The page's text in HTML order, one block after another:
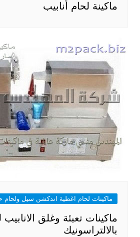
ماكينة لحام أنابيب
ماكينات لحام اغطية اندكشن سيل ولحام
ماكينات تعبئة وغلق
بالالتراسونيك